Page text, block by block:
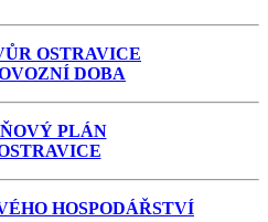
OSTRAVICE
DOBA
PLÁN
HOSPODÁŘSTVÍ